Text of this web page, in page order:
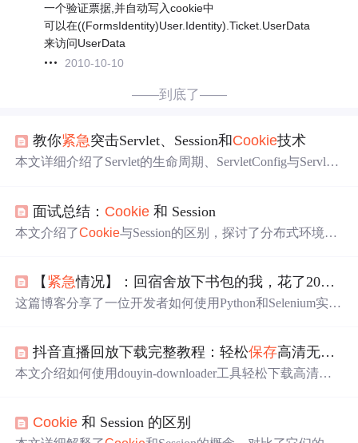
一个验证票据,并自动写入cookie中
可以在((FormsIdentity)User.Identity).Ticket.UserData
来访问UserData
2010-10-10
——到底了——
教你紧急突击Servlet、Session和Cookie技术
本文详细介绍了Servlet的生命周期、ServletConfig与Servlet
实际应用中的使用。对于Cookie，强调了设置有效路径、
有效期以及数据类型限制。而对于Session，提到了其用于
nID的持久化问题。
面试总结： Cookie 和 Session
本文介绍了Cookie与Session的区别，探讨了分布式环境中
信息加密存储在客户端Cookie中等方案。
【 紧急情况】：回宿舍放下书包的我，花了20分钟敲了一个抢购脚本
这篇博客分享了一位开发者如何使用Python和Selenium实现
抖音直播回放下载完整教程：轻松保存高清无水印内容
本文介绍如何使用douyin-downloader工具轻松下载高清无
帮助用户高效管理直播内容。
Cookie 和 Session 的区别